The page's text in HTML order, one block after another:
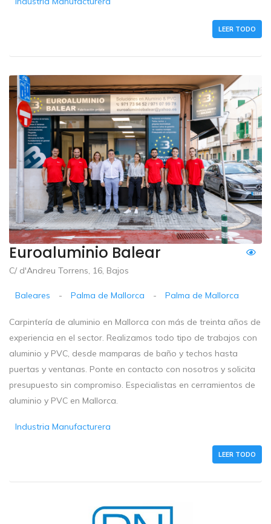
LEER TODO
Euroaluminio Balear
C/ d'Andreu Torrens, 16, Bajos
Baleares - Palma de Mallorca - Palma de Mallorca
Carpintería de aluminio en Mallorca con más de treinta años de
experiencia en el sector. Realizamos todo tipo de trabajos con
aluminio y PVC, desde mamparas de baño y techos hasta
puertas y ventanas. Ponte en contacto con nosotros y solicita
presupuesto sin compromiso. Especialistas en cerramientos de
aluminio y PVC en Mallorca.
Industria Manufacturera
LEER TODO